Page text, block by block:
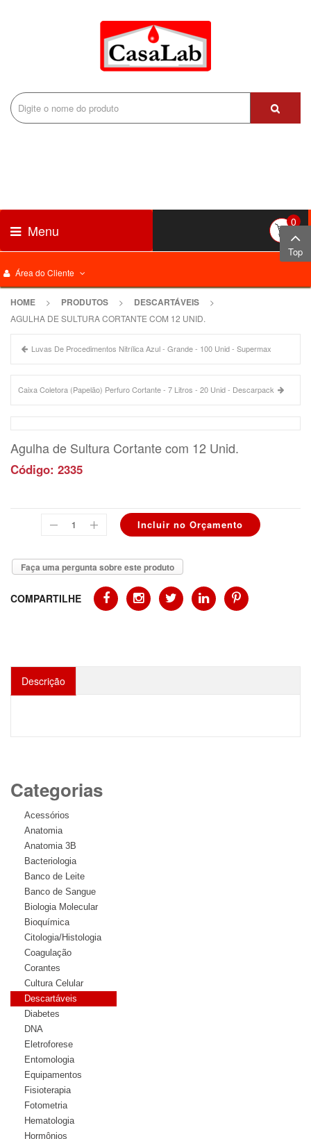
Área do Cliente
Menu 0
HOME > PRODUTOS > DESCARTÁVEIS
>
AGULHA DE SULTURA CORTANTE COM 12 UNID.
Luvas De Procedimentos Nitrílica Azul - Grande - 100 Unid - Supermax
Caixa Coletora (Papelão) Perfuro Cortante - 7 Litros - 20 Unid - Descarpack
Agulha de Sultura Cortante com 12 Unid.
Código: 2335
Faça uma pergunta sobre este produto
COMPARTILHE
Descrição
Categorias
Acessórios
Anatomia
Anatomia 3B
Bacteriologia
Banco de Leite
Banco de Sangue
Biologia Molecular
Bioquímica
Citologia/Histologia
Coagulação
Corantes
Cultura Celular
Descartáveis
Diabetes
DNA
Eletroforese
Entomologia
Equipamentos
Fisioterapia
Fotometria
Hematologia
Hormônios
Top